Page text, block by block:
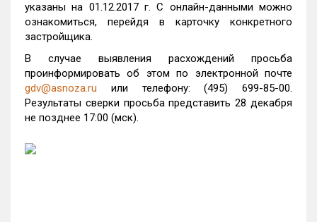
указаны на 01.12.2017 г. С онлайн-данными можно
ознакомиться, перейдя в карточку конкретного
застройщика.
В случае выявления расхождений просьба
проинформировать об этом по электронной почте
gdv@asnoza.ru или телефону: (495) 699-85-00.
Результаты сверки просьба представить 28 декабря
не позднее 17:00 (мск).